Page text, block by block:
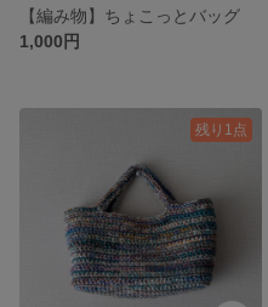
【編み物】ちょこっとバッグ
1,000円
残り1点